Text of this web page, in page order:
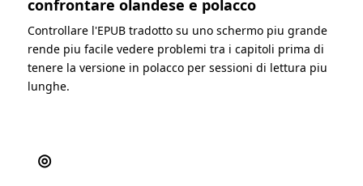
confrontare olandese e polacco
Controllare l'EPUB tradotto su uno schermo piu grande
rende piu facile vedere problemi tra i capitoli prima di
tenere la versione in polacco per sessioni di lettura piu
lunghe.
◎